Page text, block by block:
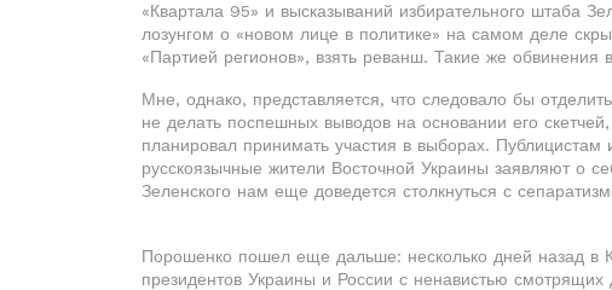
«Квартала 95» и высказываний избирательного штаба
лозунгом о «новом лице в политике» на самом деле
«Партией регионов», взять реванш. Такие же обвинения
Мне, однако, представляется, что следовало бы
не делать поспешных выводов на основании его
планировал принимать участия в выборах. Публицистам
русскоязычные жители Восточной Украины заявляют о
Зеленского нам еще доведется столкнуться с
Порошенко пошел еще дальше: несколько дней назад в
президентов Украины и России с ненавистью смотрящих